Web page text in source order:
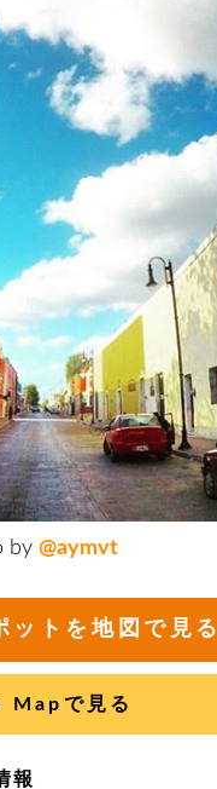
by @aymvt
ットを地図で見る
Mapで見る
報